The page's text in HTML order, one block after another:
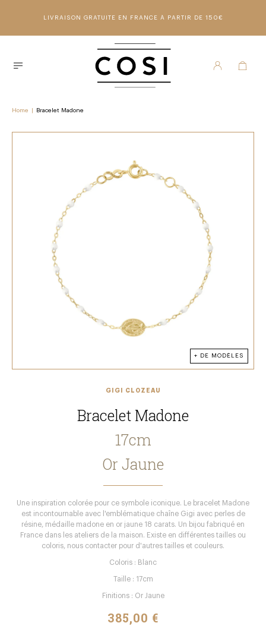
LIVRAISON GRATUITE EN FRANCE À PARTIR DE 150€
Home Bracelet Madone
+ DE MODÈLES
GIGI CLOZEAU
Bracelet Madone
17cm
Or Jaune
Une inspiration colorée pour ce symbole iconique. Le bracelet Madone
est incontournable avec l'emblématique chaîne Gigi avec perles de
résine, médaille madone en or jaune 18 carats. Un bijou fabriqué en
France dans les ateliers de la maison. Existe en différentes tailles ou
coloris, nous contacter pour d'autres tailles et couleurs.
Coloris : Blanc
Taille : 17cm
Finitions : Or Jaune
385,00 €